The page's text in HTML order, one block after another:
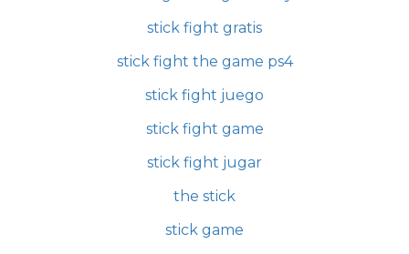
stick fight gratis
stick fight the game ps4
stick fight juego
stick fight game
stick fight jugar
the stick
stick game